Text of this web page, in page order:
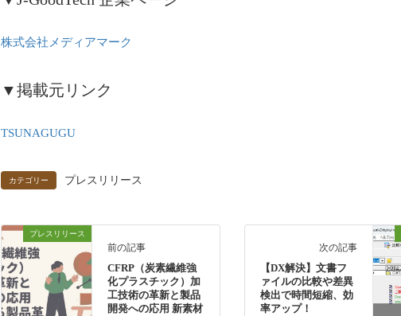
株式会社メディアマーク
▼掲載元リンク
TSUNAGUGU
カテゴリー プレスリリース
プレスリリース
前の記事
CFRP（炭素繊維強
化プラスチック）加
工技術の革新と製品
開発への応用 新素材
次の記事
【DX解決】文書フ
ァイルの比較や差異
検出で時間短縮、効
率アップ！